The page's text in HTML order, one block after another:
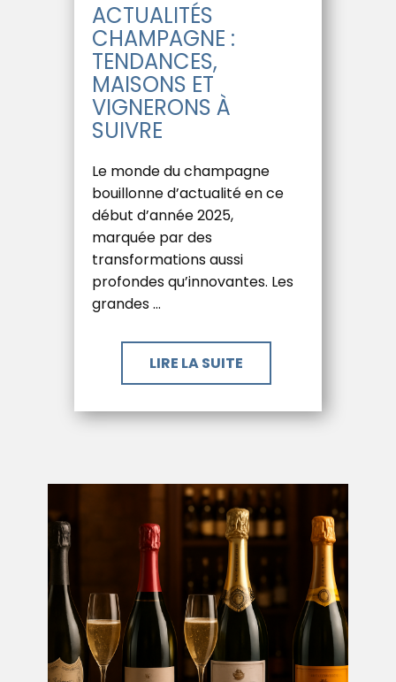
ACTUALITÉS
CHAMPAGNE :
TENDANCES,
MAISONS ET
VIGNERONS À
SUIVRE
Le monde du champagne
bouillonne d’actualité en ce
début d’année 2025,
marquée par des
transformations aussi
profondes qu’innovantes. Les
grandes …
LIRE LA SUITE